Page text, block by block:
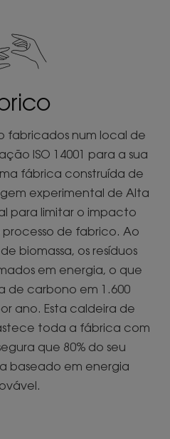
fabricados num local de
ISO 14001 para a sua
fábrica construída de
experimental de Alta
para limitar o impacto
de fabrico. Ao
biomassa, os resíduos
em energia, o que
de carbono em 1.600
ano. Esta caldeira de
toda a fábrica com
que 80% do seu
baseado em energia